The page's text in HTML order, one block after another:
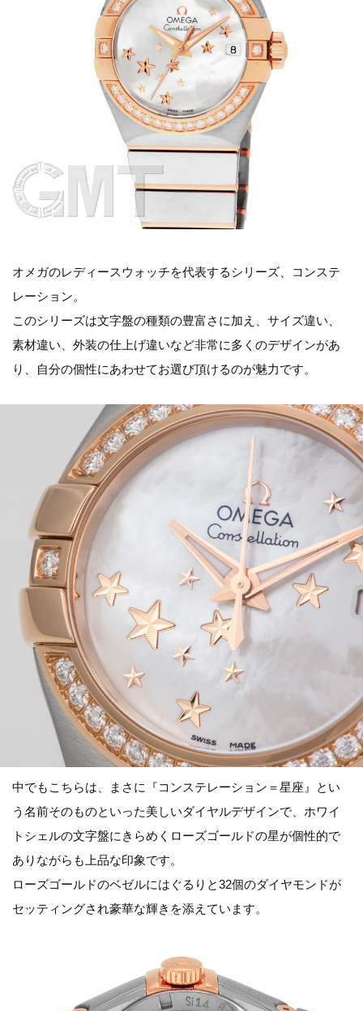
オメガのレディースウォッチを代表するシリーズ、コンステ
レーション。
このシリーズは文字盤の種類の豊富さに加え、サイズ違い、
素材違い、外装の仕上げ違いなど非常に多くのデザインがあ
り、自分の個性にあわせてお選び頂けるのが魅力です。
中でもこちらは、まさに『コンステレーション＝星座』とい
う名前そのものといった美しいダイヤルデザインで、ホワイ
トシェルの文字盤にきらめくローズゴールドの星が個性的で
ありながらも上品な印象です。
ローズゴールドのベゼルにはぐるりと32個のダイヤモンドが
セッティングされ豪華な輝きを添えています。